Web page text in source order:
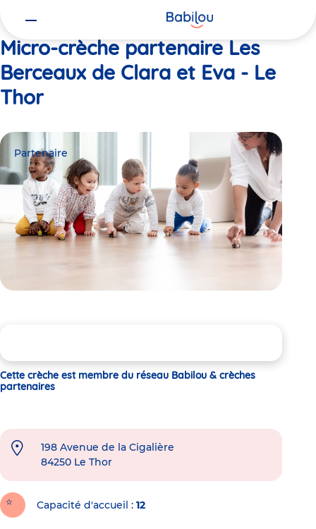
Micro-crèche partenaire Les
Berceaux de Clara et Eva - Le
Thor
Partenaire
Cette crèche est membre du réseau Babilou & crèches
partenaires
198 Avenue de la Cigalière
84250 Le Thor
Capacité d'accueil 12